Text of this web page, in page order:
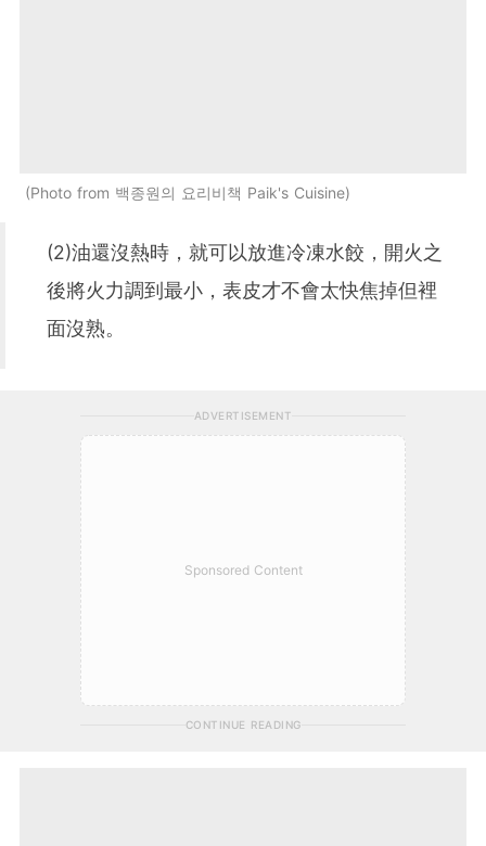
Photo from 백종원의 요리비책 Paik's Cuisine
(2)油還沒熱時，就可以放進冷凍水餃，開火之
後將火力調到最小，表皮才不會太快焦掉但裡
面沒熟。
ADVERTISEMENT
Sponsored Content
CONTINUE READING